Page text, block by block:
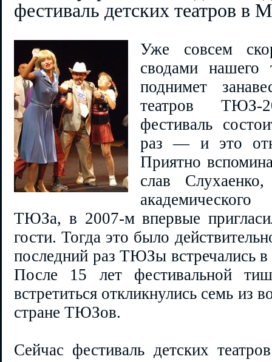
фестиваль детских театров в
Уже совсем
сводами нашего
поднимет
театров
фестиваль
раз — и это
Приятно
слав
академического
ТЮЗа, в 2007-м впервые
гости. Тогда это было
последний раз ТЮЗы встречались
После 15 лет фестивальной
встретиться откликнулись семь из
стране ТЮЗов.
Сейчас фестиваль детских